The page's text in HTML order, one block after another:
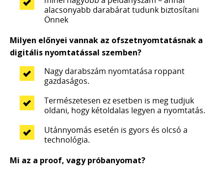
alacsonyabb darabárat tudunk biztosítani
Önnek
Milyen előnyei vannak az ofszetnyomtatásnak a
digitális nyomtatással szemben?
Nagy darabszám nyomtatása roppant
gazdaságos.
Természetesen ez esetben is meg tudjuk
oldani, hogy kétoldalas legyen a nyomtatás.
Utánnyomás esetén is gyors és olcsó a
technológia.
Mi az a proof, vagy próbanyomat?